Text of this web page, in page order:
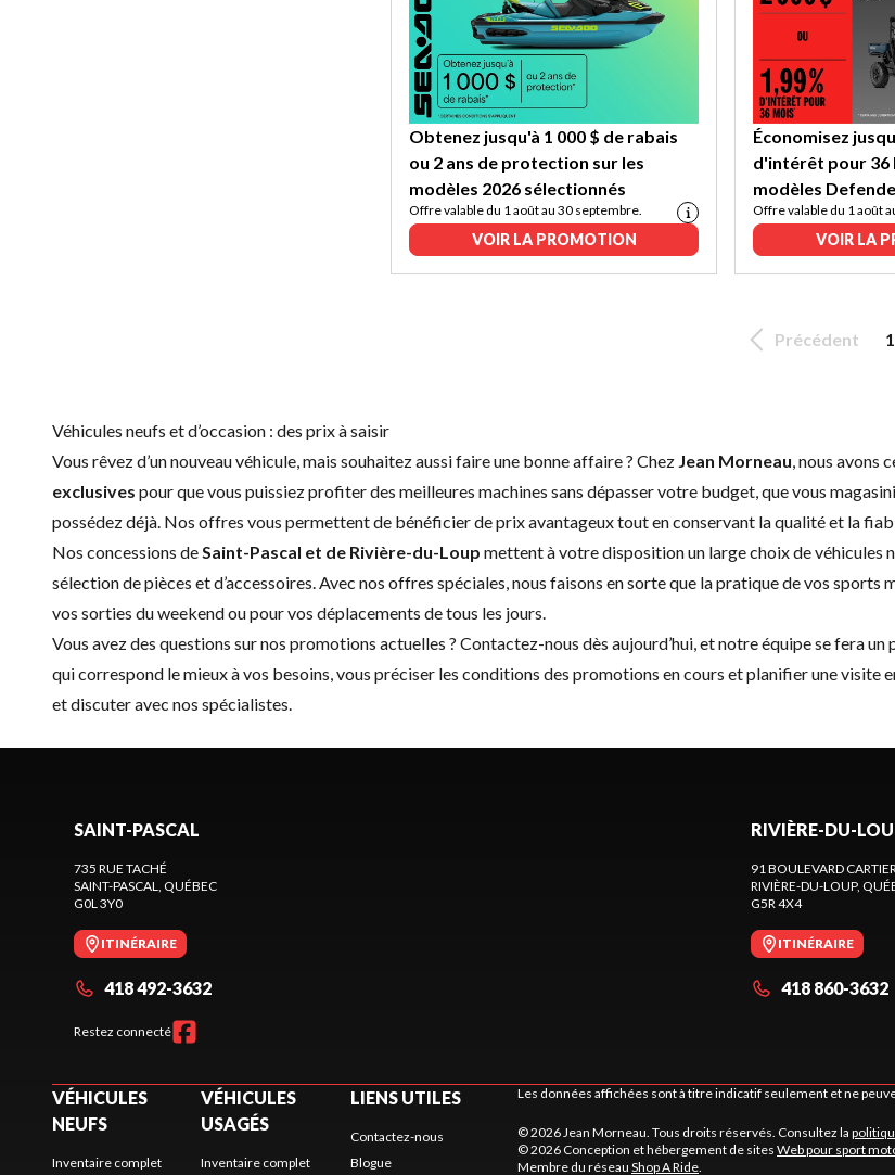
Obtenez jusqu'à 1 000 $ de rabais
ou 2 ans de protection sur les
modèles 2026 sélectionnés
Offre valable du 1 août au 30 septembre.
VOIR LA PROMOTION
Économisez
d'intérêt pour 36
modèles
Offre valable du 1 août
VOIR LA
Précédent
Véhicules neufs et d’occasion : des prix à saisir
Vous rêvez d’un nouveau véhicule, mais souhaitez aussi faire une bonne affaire ? Chez Jean Morneau , nous avons
exclusives pour que vous puissiez profiter des meilleures machines sans dépasser votre budget, que vous
possédez déjà. Nos offres vous permettent de bénéficier de prix avantageux tout en conservant la qualité et la
Nos concessions de Saint-Pascal et de Rivière-du-Loup mettent à votre disposition un large choix devéhicules
sélection depièces et d’accessoires . Avec nos offres spéciales, nous faisons en sorte que la pratique de vos
vos sorties du weekend ou pour vos déplacements de tous les jours.
Vous avez des questions sur nos promotions actuelles ? Contactez-nous dès aujourd’hui, et notre équipe se fera
qui correspond le mieux à vos besoins, vous préciser les conditions des promotions en cours et planifier une visite
et discuter avec nos spécialistes.
SAINT-PASCAL
735 RUE TACHÉ
SAINT-PASCAL
, QUÉBEC
G0L 3Y0
ITINÉRAIRE
418 492-3632
Restez connecté
RIVIÈRE-DU-
91 BOULEVARD CARTIER
RIVIÈRE-DU-LOUP,
G5R 4X4
ITINÉRAIRE
418 860-3632
VÉHICULES
NEUFS
Inventaire complet
VÉHICULES
USAGÉS
Inventaire complet
LIENS UTILES
Contactez-nous
Blogue
Les données affichées sont à titre indicatif seulement et ne
© 2026 Jean Morneau. Tous droits réservés. Consultez la
© 2026 Conception et hébergement de sites Web pour sport
Membre du réseau Shop A Ride